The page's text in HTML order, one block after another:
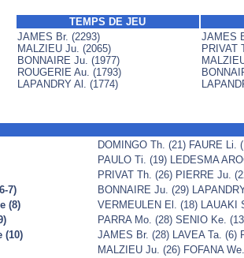
TEMPS DE JEU
JAMES Br. (2293)
MALZIEU Ju. (2065)
BONNAIRE Ju. (1977)
ROUGERIE Au. (1793)
LAPANDRY Al. (1774)
JAMES
PRIVAT
DOMINGO Th. (21) FAURE Li.
PAULO Ti. (19) LEDESMA
PRIVAT Th. (26) PIERRE Ju.
7)
BONNAIRE Ju. (29)
(8)
VERMEULEN El. (18) LAUAKI
PARRA Mo. (28) SENIO Ke.
(10)
JAMES Br. (28) LAVEA Ta. (6)
MALZIEU Ju. (26) FOFANA